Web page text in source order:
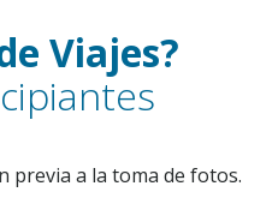
Viajes?
previa a la toma de fotos.